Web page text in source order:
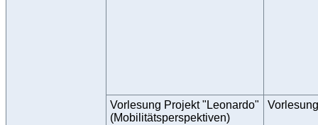
Vorlesung Projekt "Leonardo"
(Mobilitätsperspektiven)
Vorlesung